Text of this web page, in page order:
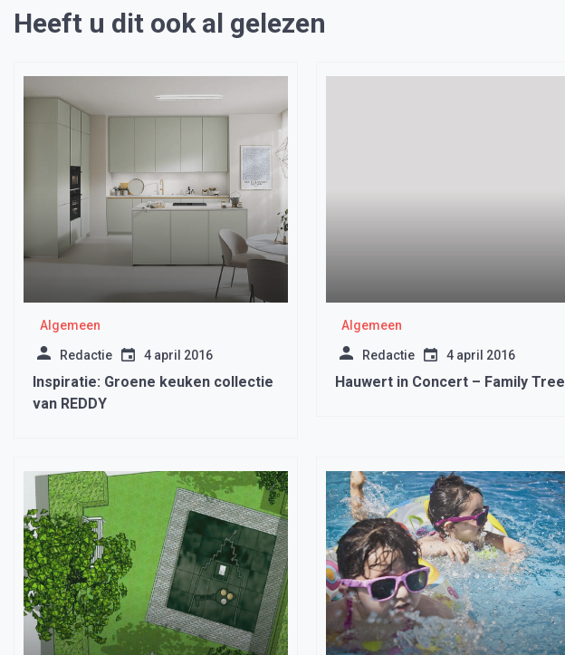
Heeft u dit ook al gelezen
Algemeen
Redactie 4 april 2016
Inspiratie: Groene keuken collectie
van REDDY
Algemeen
Redactie 4 april 2016
Hauwert in Concert – Family Tree